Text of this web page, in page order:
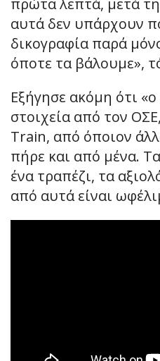
αυτά δεν υπάρχουν
δικογραφία παρά
όποτε τα βάλουμε»,
Εξήγησε ακόμη ότι
στοιχεία από τον
Train, από όποιον
πήρε και από μένα.
ένα τραπέζι, τα
από αυτά είναι